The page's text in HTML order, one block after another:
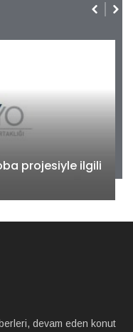
projesiyle ilgili
devam eden konut